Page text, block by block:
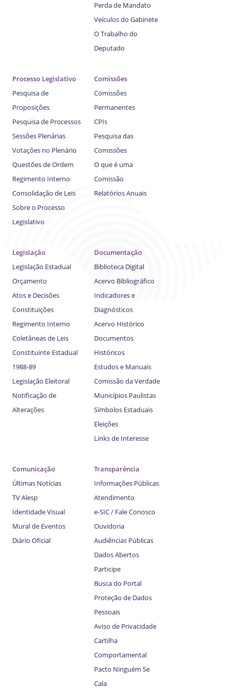
Perda de Mandato
Veículos do Gabinete
O Trabalho do
Deputado
Processo Legislativo
Pesquisa de
Proposições
Pesquisa de Processos
Sessões Plenárias
Votações no Plenário
Questões de Ordem
Regimento Interno
Consolidação de Leis
Sobre o Processo
Legislativo
Comissões
Comissões
Permanentes
CPIs
Pesquisa das
Comissões
O que é uma
Comissão
Relatórios Anuais
Legislação
Legislação Estadual
Orçamento
Atos e Decisões
Constituições
Regimento Interno
Coletâneas de Leis
Constituinte Estadual
1988-89
Legislação Eleitoral
Notificação de
Alterações
Documentação
Biblioteca Digital
Acervo Bibliográfico
Indicadores e
Diagnósticos
Acervo Histórico
Documentos
Históricos
Estudos e Manuais
Comissão da Verdade
Municípios Paulistas
Símbolos Estaduais
Eleições
Links de Interesse
Comunicação
Últimas Notícias
TV Alesp
Identidade Visual
Mural de Eventos
Diário Oficial
Transparência
Informações Públicas
Atendimento
e-SIC / Fale Conosco
Ouvidoria
Audiências Públicas
Dados Abertos
Participe
Busca do Portal
Proteção de Dados
Pessoais
Aviso de Privacidade
Cartilha
Comportamental
Pacto Ninguém Se
Cala